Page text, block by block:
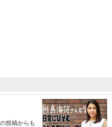
投稿からも